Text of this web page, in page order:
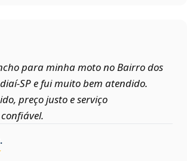
para minha moto no Bairro dos
e fui muito bem atendido.
preço justo e serviço